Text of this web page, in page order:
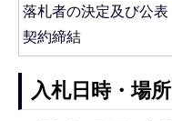
落札者の決定及び公表
契約締結
入札日時・場所